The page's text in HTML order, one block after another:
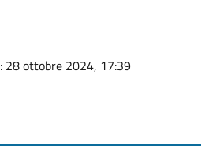
: 28 ottobre 2024, 17:39